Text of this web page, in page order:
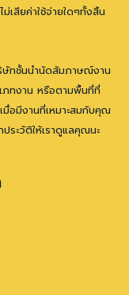
เสียค่าใช้จ่ายใดๆทั้งสิ้น
ษัทชั้นนำนัดสัมภาษณ์งาน
ภทงาน หรือตามพื้นที่ที่
อมีงานที่เหมาะสมกับคุณ
ระวัติให้เราดูแลคุณนะ